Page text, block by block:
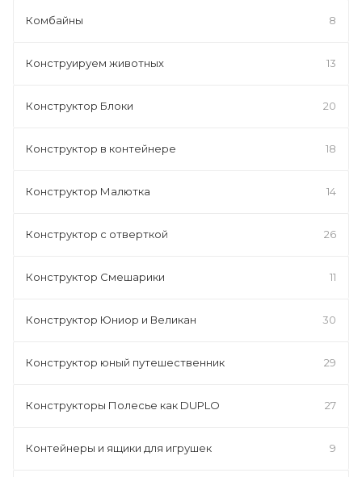
Комбайны 8
Конструируем животных 13
Конструктор Блоки 20
Конструктор в контейнере 18
Конструктор Малютка 14
Конструктор с отверткой 26
Конструктор Смешарики 11
Конструктор Юниор и Великан 30
Конструктор юный путешественник 29
Конструкторы Полесье как DUPLO 27
Контейнеры и ящики для игрушек 9